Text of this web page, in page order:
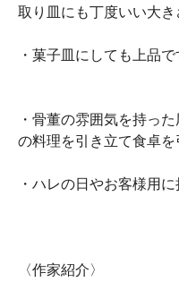
取り皿にも丁度いい大き
・菓子皿にしても上品で
・骨董の雰囲気を持っ
の料理を引き立て食卓を
・ハレの日やお客様用
〈作家紹介〉